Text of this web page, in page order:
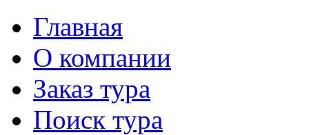
Главная
О компании
Заказ тура
Поиск тура